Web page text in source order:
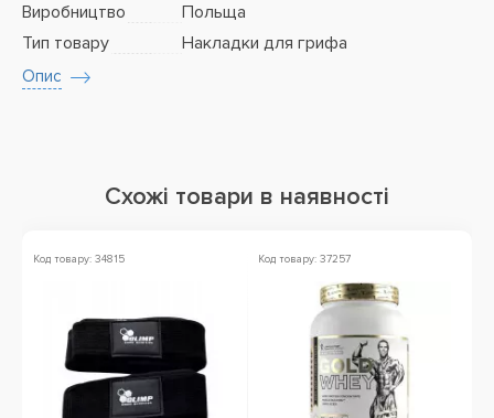
Виробництво
Польща
Тип товару
Накладки для грифа
Опис
Схожі товари в наявності
Код товару: 34815 Код товару: 37257